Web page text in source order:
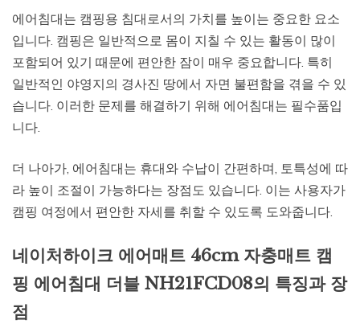
에어침대는 캠핑용 침대로서의 가치를 높이는 중요한 요소
입니다. 캠핑은 일반적으로 몸이 지칠 수 있는 활동이 많이
포함되어 있기 때문에 편안한 잠이 매우 중요합니다. 특히
일반적인 야영지의 경사진 땅에서 자면 불편함을 겪을 수 있
습니다. 이러한 문제를 해결하기 위해 에어침대는 필수품입
니다.
더 나아가, 에어침대는 휴대와 수납이 간편하며, 토특성에 따
라 높이 조절이 가능하다는 장점도 있습니다. 이는 사용자가
캠핑 여정에서 편안한 자세를 취할 수 있도록 도와줍니다.
네이처하이크 에어매트 46cm 자충매트 캠
핑 에어침대 더블 NH21FCD08의 특징과 장
점